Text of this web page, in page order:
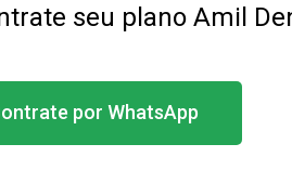
seu plano Amil
por WhatsApp